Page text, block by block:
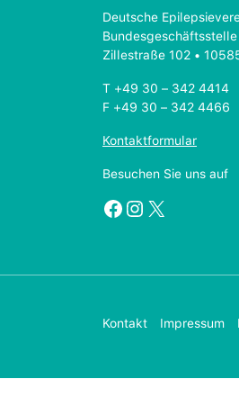
Deutsche
Bundesgeschäftsstelle
Zillestraße 102 •
T +49 30 – 342 4414
F +49 30 – 342 4466
Kontaktformular
Besuchen Sie uns auf
Facebook
Instagram
X
Kontakt Impressum